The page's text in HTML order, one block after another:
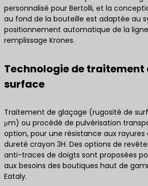
personnalisé pour Bertolli, et la
au fond de la bouteille est adaptée au
positionnement automatique de la
remplissage Krones.
Technologie de traitement
surface
Traitement de glaçage (rugosité de
μm) ou procédé de pulvérisation
option, pour une résistance aux
dureté crayon 3H. Des options de
anti-traces de doigts sont proposées
aux besoins des boutiques haut de
Eataly.